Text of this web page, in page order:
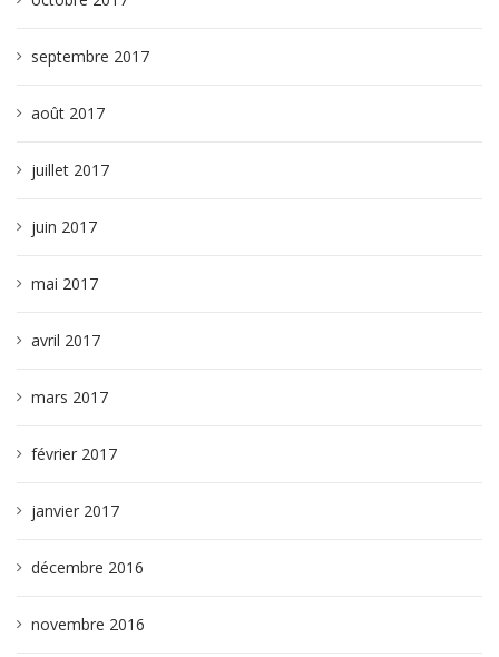
septembre 2017
août 2017
juillet 2017
juin 2017
mai 2017
avril 2017
mars 2017
février 2017
janvier 2017
décembre 2016
novembre 2016